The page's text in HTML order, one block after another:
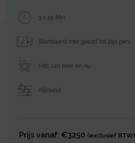
3 x 45 Min
Standaard met geluid tot 250 pers.
Hits van toen en nu
Allround
Prijs vanaf: €3250 (exclusief BTW)